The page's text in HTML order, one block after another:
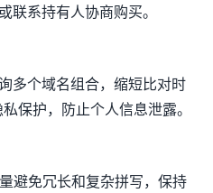
联系持有人协商购买。
多个域名组合，缩短比对时
保护，防止个人信息泄露。
避免冗长和复杂拼写，保持